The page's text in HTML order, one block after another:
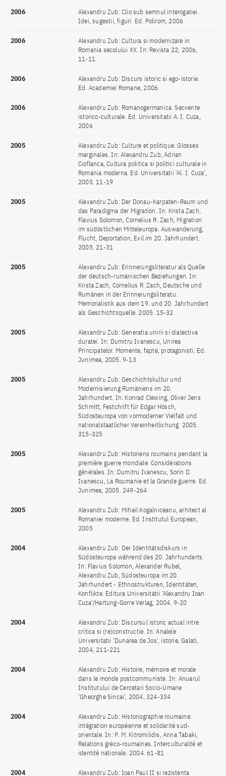
2006
Alexandru Zub: Clio sub semnul interogatiei.
Idei, sugestii, figuri. Ed. Polirom, 2006
2006
Alexandru Zub: Cultura si modernizare in
Romania secolului XX. In: Revista 22, 2006,
11-11
2006
Alexandru Zub: Discurs istoric si ego-istorie.
Ed. Academiei Romane, 2006
2006
Alexandru Zub: Romanogermanica. Secvente
istorico-culturale. Ed. Universitatii A. I. Cuza,
2006
2005
Alexandru Zub: Culture et politique. Glosses
marginales. In: Alexandru Zub, Adrian
Cioflanca, Cultura politica si politici culturale in
Romania moderna. Ed. Universitatii 'Al. I. Cuza',
2005. 11-19
2005
Alexandru Zub: Der Donau-Karpaten-Raum und
das Paradigma der Migration. In: Krista Zach,
Flavius Solomon, Cornelius R. Zach, Migration
im südöstlichen Mitteleuropa. Auswanderung,
Flucht, Deportation, Exil im 20. Jahrhundert.
2005. 21-31
2005
Alexandru Zub: Erinnerungsliteratur als Quelle
der deutsch-rumänischen Beziehungen. In:
Krista Zach, Cornelius R. Zach, Deutsche und
Rumänen in der Erinnerungsliteratu.
Memorialistik aus dem 19. und 20. Jahrhundert
als Geschichtsquelle. 2005. 15-32
2005
Alexandru Zub: Generatia unirii si dialectiva
duratei. In: Dumitru Ivanescu, Unirea
Principatelor. Momente, fapte, protagonisti. Ed.
Junimea, 2005. 9-13
2005
Alexandru Zub: Geschichtskultur und
Modernisierung Rumäniens im 20.
Jahrhundert. In: Konrad Clewing, Oliver Jens
Schmitt; Festchrift für Edgar Hösch,
Südosteuropa von vormoderner Vielfalt und
nationalstaatlicher Vereinheitlichung. 2005.
315-325
2005
Alexandru Zub: Historiens roumains pendant la
première guerre mondiale. Considérations
générales. In: Dumitru Ivanescu, Sorin D.
Ivanescu, La Roumanie et la Grande guerre. Ed.
Junimea, 2005. 249-264
2005
Alexandru Zub: Mihail Kogalniceanu, arhitect al
Romaniei moderne. Ed. Institutul European,
2005
2004
Alexandru Zub: Der Identitätsdiskurs in
Südosteuropa während des 20. Jahrhunderts.
In: Flavius Solomon, Alexander Rubel,
Alexandru Zub, Südosteuropa im 20.
Jahrhundert - Ethnostrukturen, Identitäten,
Konflikte. Editura Universitätii 'Alexandru Ioan
Cuza'/Hartung-Gorre Verlag, 2004. 9-20
2004
Alexandru Zub: Discursul istoric actual intre
critica si (re)constructie. In: Analele
Universitatii 'Dunarea de Jos', istorie, Galati,
2004, 211-221
2004
Alexandru Zub: Histoire, mémoire et morale
dans le monde postcommuniste. In: Anuarul
Institutului de Cercetari Socio-Umane
'Gheorghe Sincai', 2004, 324-334
2004
Alexandru Zub: Historiographie roumaine:
intégration européenne et solidarité sud-
orientale. In: P. M. Kitromilidis, Anna Tabaki,
Relations gréco-roumaines. Interculturalité et
identité nationale. 2004. 61-81
2004 Alexandru Zub: Ioan Paul II si rezistenta